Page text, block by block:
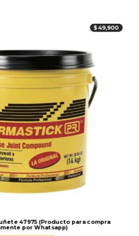
47975 (Producto para compra
por Whatsapp)
$49,900